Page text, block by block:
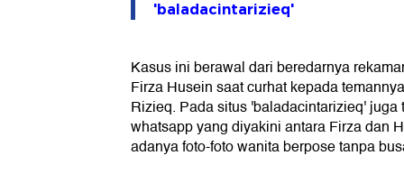
'baladacintarizieq'
Kasus ini berawal dari beredarnya
Firza Husein saat curhat kepada
Rizieq. Pada situs 'baladacintarizieq' juga
whatsapp yang diyakini antara Firza dan
adanya foto-foto wanita berpose tanpa